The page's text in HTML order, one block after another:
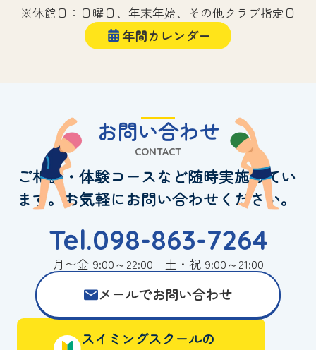
※休館日：日曜日、年末年始、その他クラブ指定日
年間カレンダー
お問い合わせ
CONTACT
ご相談・体験コースなど随時実施してい
ます。お気軽にお問い合わせください。
Tel.098-863-7264
月〜金 9:00～22:00｜土・祝 9:00～21:00
メールでお問い合わせ
スイミングスクールの